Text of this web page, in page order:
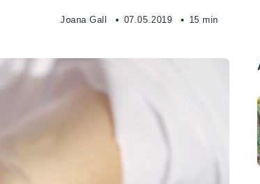
Joana Gall 07.05.2019 15 min